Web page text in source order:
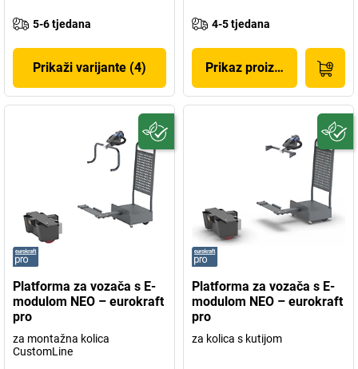
5-6 tjedana
Prikaži varijante (4)
4-5 tjedana
Prikaz proizvoda
Platforma za vozača s E-
modulom NEO – eurokraft
pro
za montažna kolica
CustomLine
Platforma za vozača s E-
modulom NEO – eurokraft
pro
za kolica s kutijom